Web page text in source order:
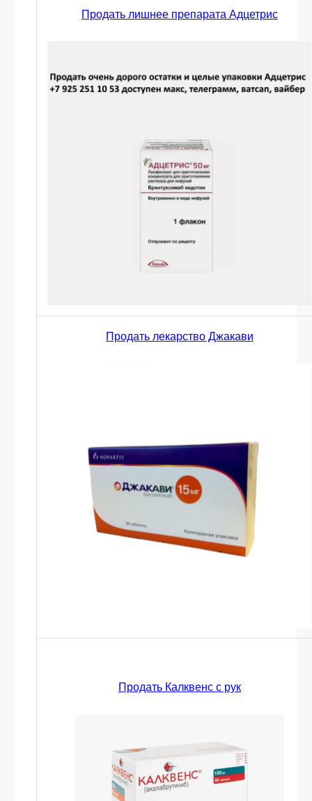
Продать лишнее препарата Адцетрис
Продать лекарство Джакави
Продать Калквенс с рук